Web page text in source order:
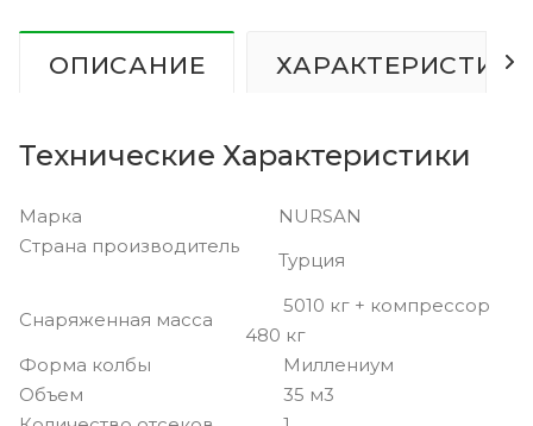
ОПИСАНИЕ
Технические Характеристики
Марка
NURSAN
Страна производитель
Турция
Снаряженная масса
5010 кг + компрессор
480 кг
Форма колбы
Миллениум
Объем
35 м3